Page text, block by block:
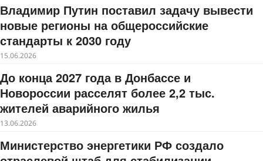
Владимир Путин поставил задачу вывести
новые регионы на общероссийские
стандарты к 2030 году
15.06.2026
До конца 2027 года в Донбассе и
Новороссии расселят более 2,2 тыс.
жителей аварийного жилья
13.06.2026
Министерство энергетики РФ создало